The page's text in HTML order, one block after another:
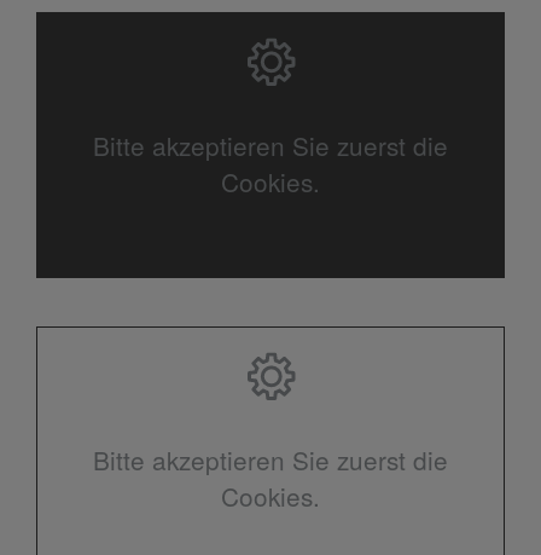
Bitte akzeptieren Sie zuerst die
Cookies.
Bitte akzeptieren Sie zuerst die
Cookies.